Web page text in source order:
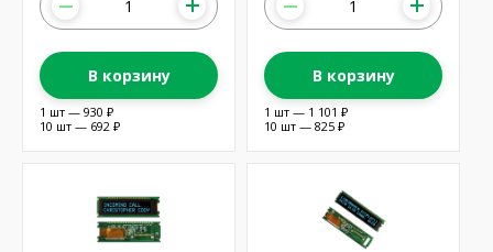
В корзину
1 шт — 930 ₽
10 шт — 692 ₽
В корзину
1 шт — 1 101 ₽
10 шт — 825 ₽